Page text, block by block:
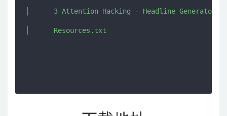
│      3 Attention Hacking - Headline
│      Resources.txt